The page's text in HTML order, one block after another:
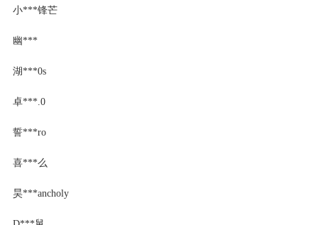
小***锋芒
幽***
湖***0s
卓***.0
誓***ro
喜***么
昊***ancholy